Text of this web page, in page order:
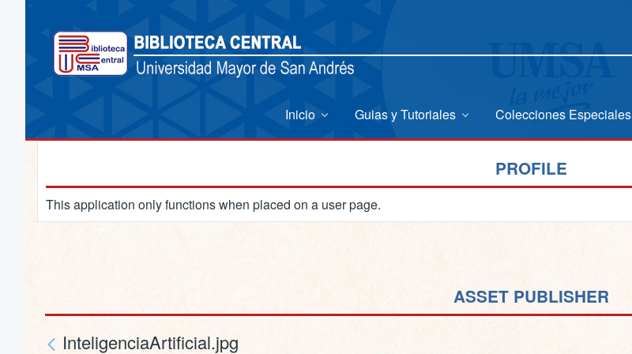
Inicio Guias y Tutoriales Colecciones Especiales
PROFILE
This application only functions when placed on a user page.
ASSET PUBLISHER
InteligenciaArtificial.jpg